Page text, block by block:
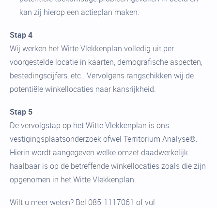
kan zij hierop een actieplan maken.
Stap 4
Wij werken het Witte Vlekkenplan volledig uit per
voorgestelde locatie in kaarten, demografische aspecten,
bestedingscijfers, etc.. Vervolgens rangschikken wij de
potentiële winkellocaties naar kansrijkheid.
Stap 5
De vervolgstap op het Witte Vlekkenplan is ons
vestigingsplaatsonderzoek ofwel Territorium Analyse®.
Hierin wordt aangegeven welke omzet daadwerkelijk
haalbaar is op de betreffende winkellocaties zoals die zijn
opgenomen in het Witte Vlekkenplan.
Wilt u meer weten? Bel 085-1117061 of vul